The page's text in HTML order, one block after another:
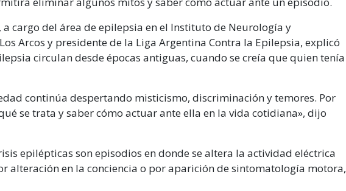
a cargo del área de epilepsia en el Instituto de Neurología y
Arcos y presidente de la Liga Argentina Contra la Epilepsia, explicó
circulan desde épocas antiguas, cuando se creía que quien tenía
continúa despertando misticismo, discriminación y temores. Por
se trata y saber cómo actuar ante ella en la vida cotidiana», dijo
epilépticas son episodios en donde se altera la actividad eléctrica
alteración en la conciencia o por aparición de sintomatología motora,